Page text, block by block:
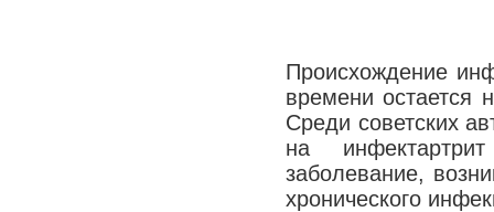
Происхождение
времени остается
Среди советских
на
заболевание,
хронического